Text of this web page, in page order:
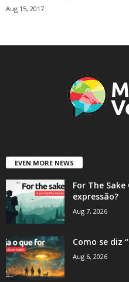
Aug 15, 2017
EVEN MORE NEWS
For The
expressão?
Aug 7, 2026
Como se diz
Aug 6, 2026